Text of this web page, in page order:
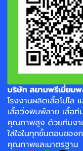
บริษัท สยามพรีเมี่ยม
โรงงานผลิตเสื้อโปโล
เสื้อวิ่งพิมพ์ลาย เสื้อที
คุณภาพสูง ด้วยทีมงา
ใส่ใจในทุกขั้นตอนขอ
คุณภาพและมาตรฐาน